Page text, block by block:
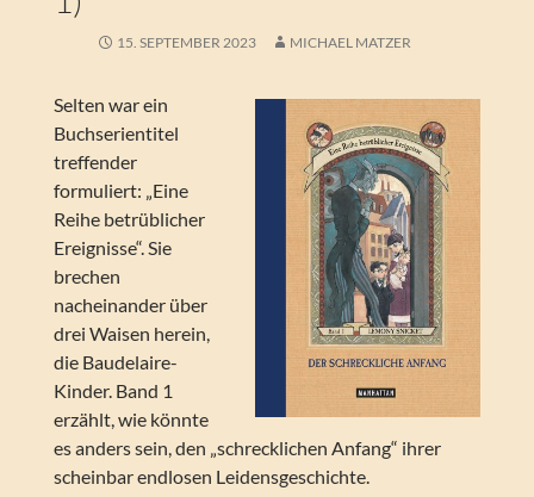
15. SEPTEMBER 2023 MICHAEL MATZER
Selten war ein
Buchserientitel
treffender
formuliert: „Eine
Reihe betrüblicher
Ereignisse“. Sie
brechen
nacheinander über
drei Waisen herein,
die Baudelaire-
Kinder. Band 1
erzählt, wie könnte
es anders sein, den „schrecklichen Anfang“ ihrer
scheinbar endlosen Leidensgeschichte.